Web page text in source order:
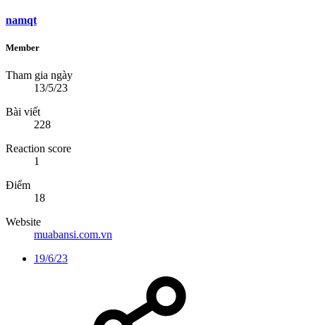
namqt
Member
Tham gia ngày
13/5/23
Bài viết
228
Reaction score
1
Điểm
18
Website
muabansi.com.vn
19/6/23